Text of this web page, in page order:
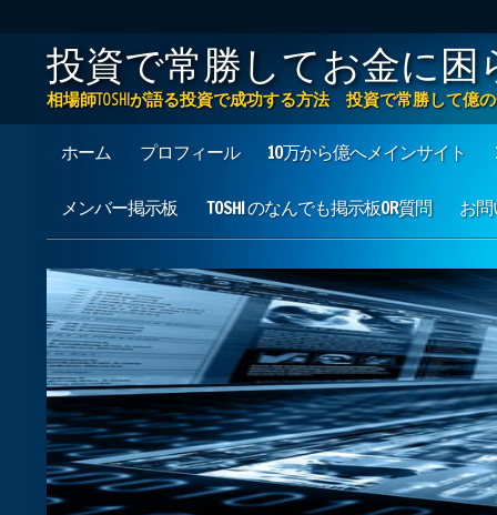
投資で常勝してお金に困
相場師TOSHIが語る投資で成功する方法 投資で常勝して億
Main menu
ホーム プロフィール 10万から億へメインサイト
メンバー掲示板 TOSHI のなんでも掲示板OR質問 お